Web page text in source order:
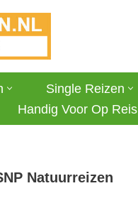
Single Reizen
Handig Voor Op Reis
Natuurreizen